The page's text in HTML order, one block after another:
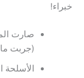
خبراء!
صارت
(جربت
الأسلحة